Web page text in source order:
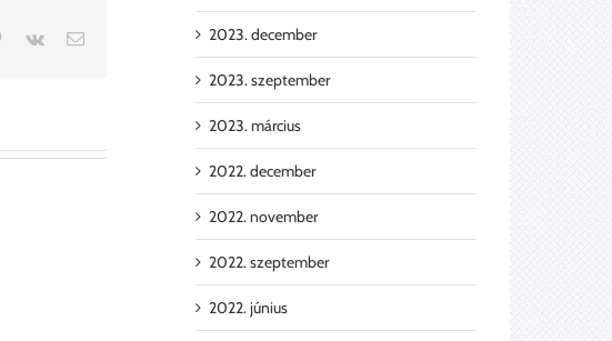
Pinterest
Vk Email:
Íróasztal
ruhásszekrény
2023. december
2023. szeptember
2023. március
2022. december
2022. november
2022. szeptember
2022. június